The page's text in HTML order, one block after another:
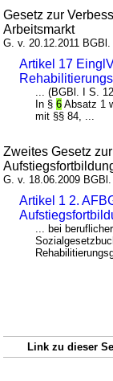
Gesetz zur
Arbeitsmarkt
G. v. 20.12.2011
Artikel 17
... (BGBl. I S.
In §6 Absatz 1
mit §§ 84, ...
Zweites Gesetz
G. v. 18.06.2009
Artikel 1 2.
... bei
Link zu dieser